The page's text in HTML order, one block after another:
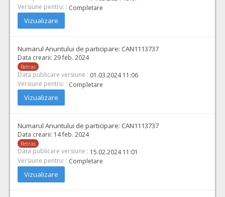
Versiune pentru: : Completare
Vizualizare
Numarul Anuntului de participare: CAN1113737
Data crearii: 29 feb. 2024
Retras
Data publicare versiune : 01.03.2024 11:06
Versiune pentru: : Completare
Vizualizare
Numarul Anuntului de participare: CAN1113737
Data crearii: 14 feb. 2024
Retras
Data publicare versiune : 15.02.2024 11:01
Versiune pentru: : Completare
Vizualizare